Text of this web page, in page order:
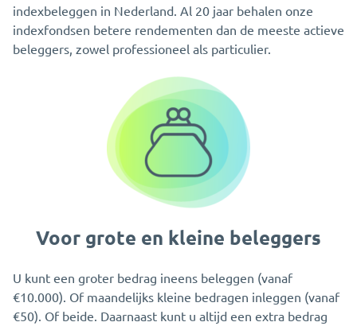
indexbeleggen in Nederland. Al 20 jaar behalen onze
indexfondsen betere rendementen dan de meeste actieve
beleggers, zowel professioneel als particulier.
Voor grote en kleine beleggers
U kunt een groter bedrag ineens beleggen (vanaf
€10.000). Of maandelijks kleine bedragen inleggen (vanaf
€50). Of beide. Daarnaast kunt u altijd een extra bedrag